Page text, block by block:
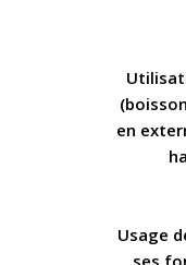
en
Usage
ses